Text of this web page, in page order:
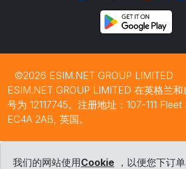
©2026 ESIM.NET GROUP LIMITED
ESIM.NET GROUP LIMITED 在英格兰
号为 12117745。注册地址：107-111
EC4A 2AB, 英国。
我们的网站使用Cookie ，以便您下订